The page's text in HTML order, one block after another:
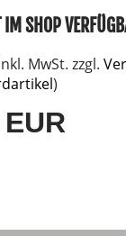
IM SHOP
MwSt. zzgl.
)